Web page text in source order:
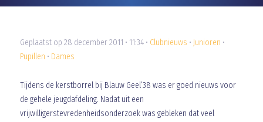
Geplaatst op 28 december 2011 • 11:34 • Clubnieuws • Junioren •
Pupillen • Dames
Tijdens de kerstborrel bij Blauw Geel’38 was er goed nieuws voor
de gehele jeugdafdeling. Nadat uit een
vrijwilligerstevredenheidsonderzoek was gebleken dat veel